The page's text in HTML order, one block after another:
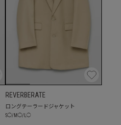
REVERBERATE
ロングテーラードジャケット
S◯/ M ◯/ ◯